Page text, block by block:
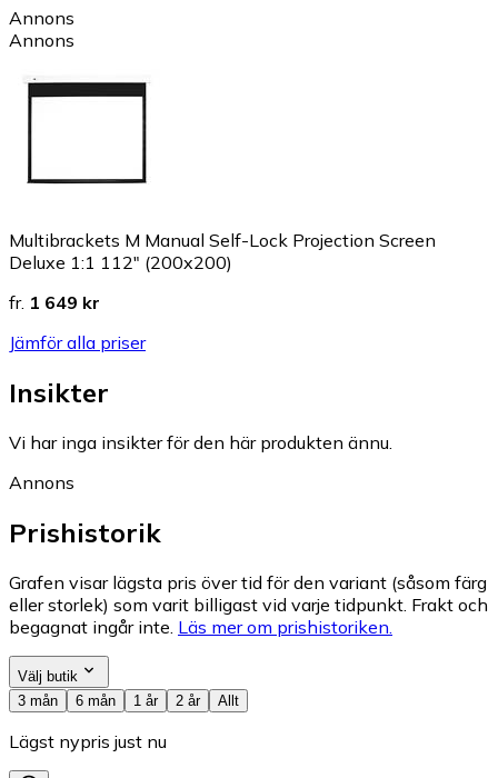
Annons
Annons
Multibrackets M Manual Self-Lock Projection Screen
Deluxe 1:1 112" (200x200)
fr. 1 649 kr
Jämför alla priser
Insikter
Vi har inga insikter för den här produkten ännu.
Annons
Prishistorik
Grafen visar lägsta pris över tid för den variant (såsom färg
eller storlek) som varit billigast vid varje tidpunkt. Frakt och
begagnat ingår inte. Läs mer om prishistoriken.
Välj butik
3 mån
6 mån 1 år 2 år Allt
Lägst nypris just nu